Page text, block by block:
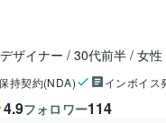
ザイナー 30代前半 女性
持契約(NDA) インボイス
4.9フォロワー114